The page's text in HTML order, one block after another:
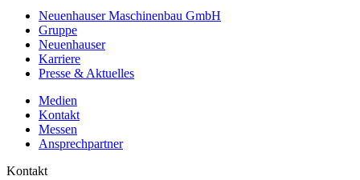
Neuenhauser Maschinenbau GmbH
Gruppe
Neuenhauser
Karriere
Presse & Aktuelles
Medien
Kontakt
Messen
Ansprechpartner
Kontakt